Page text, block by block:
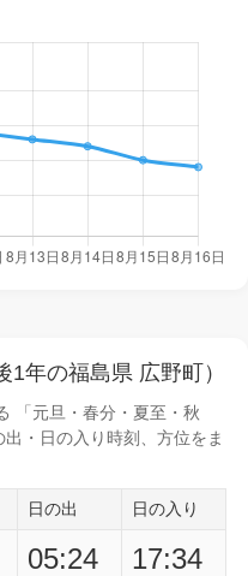
年の福島県 広野町）
「元旦・春分・夏至・秋
出・日の入り時刻
、方位をま
日の出 日の入り
05:24
17:34